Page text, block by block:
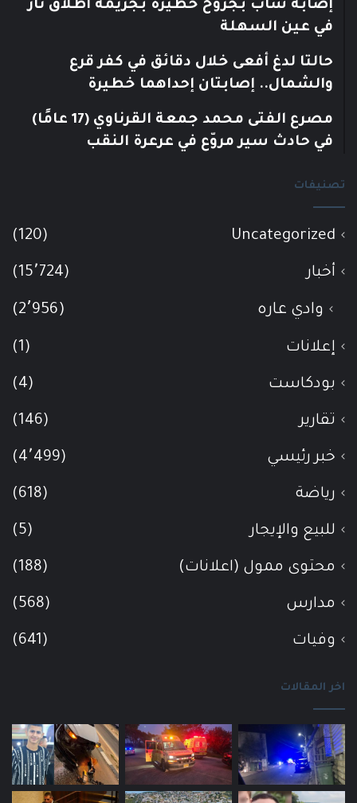
إصابة شاب بجروح خطيرة بجريمة اطلاق نار
في عين السهلة
حالتا لدغ أفعى خلال دقائق في كفر قرع
والشمال.. إصابتان إحداهما خطيرة
مصرع الفتى محمد جمعة القرناوي (17 عامًا)
في حادث سير مروّع في عرعرة النقب
تصنيفات
Uncategorized
(120)
أخبار (15٬724)
وادي عاره (2٬956)
إعلانات (1)
بودكاست (4)
تقارير (146)
خبر رئيسي (4٬499)
رياضة (618)
للبيع والإيجار (5)
محتوى ممول (اعلانات) (188)
مدارس (568)
وفيات (641)
اخر المقالات